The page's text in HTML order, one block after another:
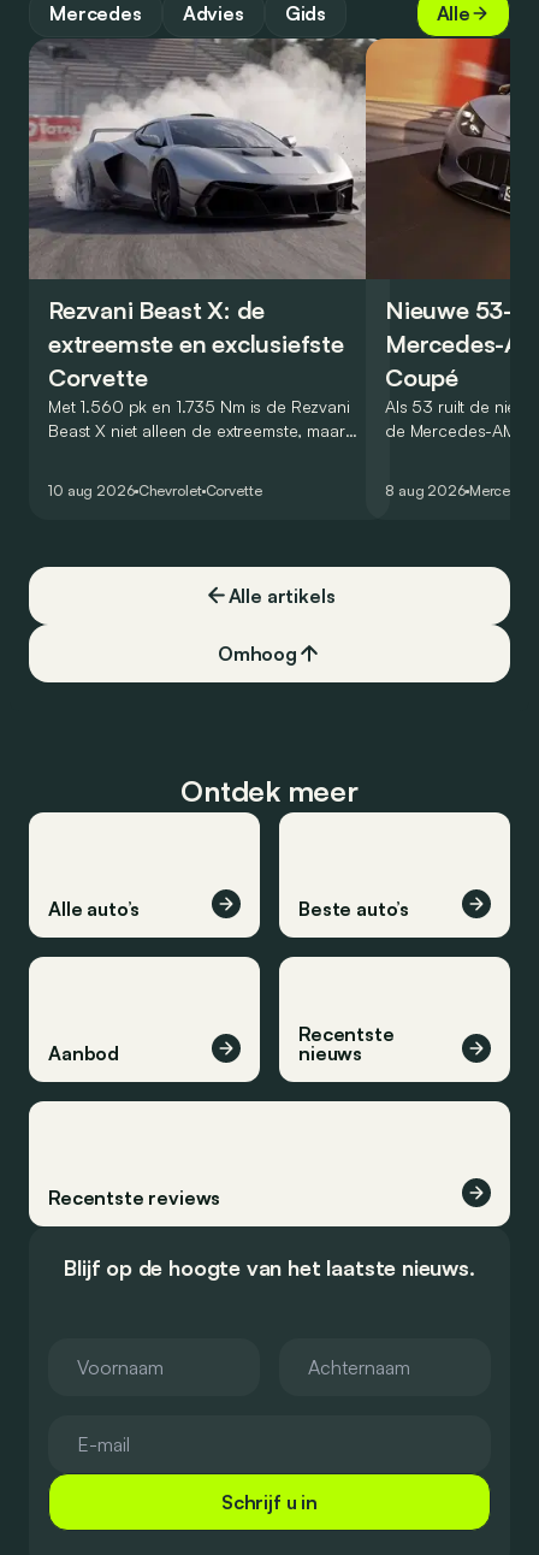
Mercedes Advies Gids Alle
Rezvani Beast X: de
extreemste en exclusiefste
Corvette
Met 1.560 pk en 1.735 Nm is de Rezvani
Beast X niet alleen de extreemste, maar
10 aug 2026 Chevrolet Corvette
Nieuwe 53-
Mercedes-
Coupé
Als 53 ruilt de
de Mercedes-AMG
8 aug 2026 Mercedes
Alle artikels
Omhoog
Ontdek meer
Alle auto’s Beste auto’s
Aanbod
Recentste
nieuws
Recentste reviews
Blijf op de hoogte van het laatste nieuws.
Schrijf u in